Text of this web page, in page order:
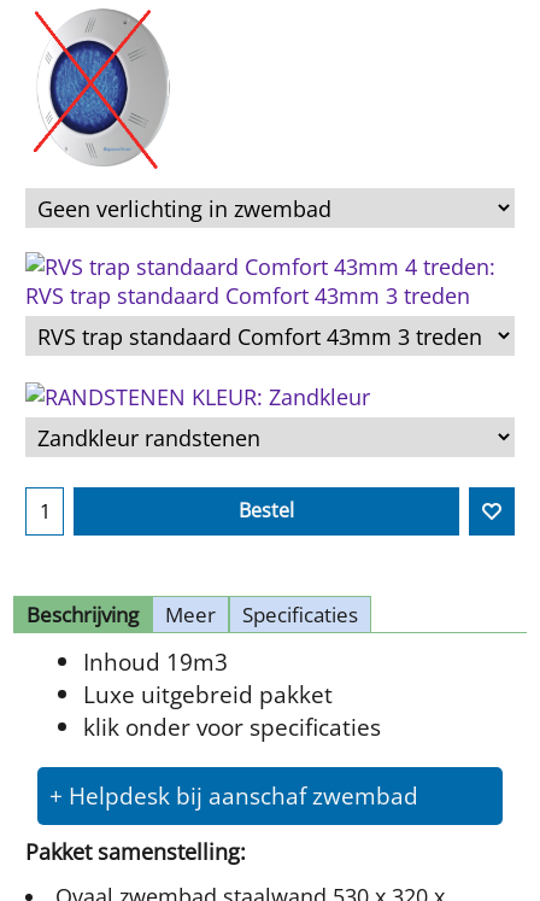
Bestel
Beschrijving Meer Specificaties
Inhoud 19m3
Luxe uitgebreid pakket
klik onder voor specificaties
+ Helpdesk bij aanschaf zwembad
Pakket samenstelling: